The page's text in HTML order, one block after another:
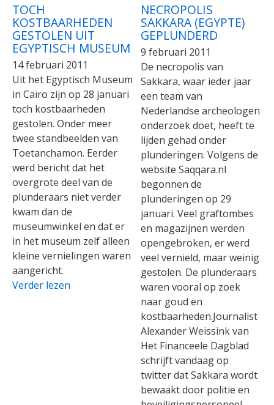
TOCH
KOSTBAARHEDEN
GESTOLEN UIT
EGYPTISCH MUSEUM
14 februari 2011
Uit het Egyptisch Museum
in Caïro zijn op 28 januari
toch kostbaarheden
gestolen. Onder meer
twee standbeelden van
Toetanchamon. Eerder
werd bericht dat het
overgrote deel van de
plunderaars niet verder
kwam dan de
museumwinkel en dat er
in het museum zelf alleen
kleine vernielingen waren
aangericht.
Verder lezen
NECROPOLIS
SAKKARA (EGYPTE)
GEPLUNDERD
9 februari 2011
De necropolis van
Sakkara, waar ieder jaar
een team van
Nederlandse archeologen
onderzoek doet, heeft te
lijden gehad onder
plunderingen. Volgens de
website Saqqara.nl
begonnen de
plunderingen op 29
januari. Veel graftombes
en magazijnen werden
opengebroken, er werd
veel vernield, maar weinig
gestolen. De plunderaars
waren vooral op zoek
naar goud en
kostbaarheden.Journalist
Alexander Weissink van
Het Financeele Dagblad
schrijft vandaag op
twitter dat Sakkara wordt
bewaakt door politie en